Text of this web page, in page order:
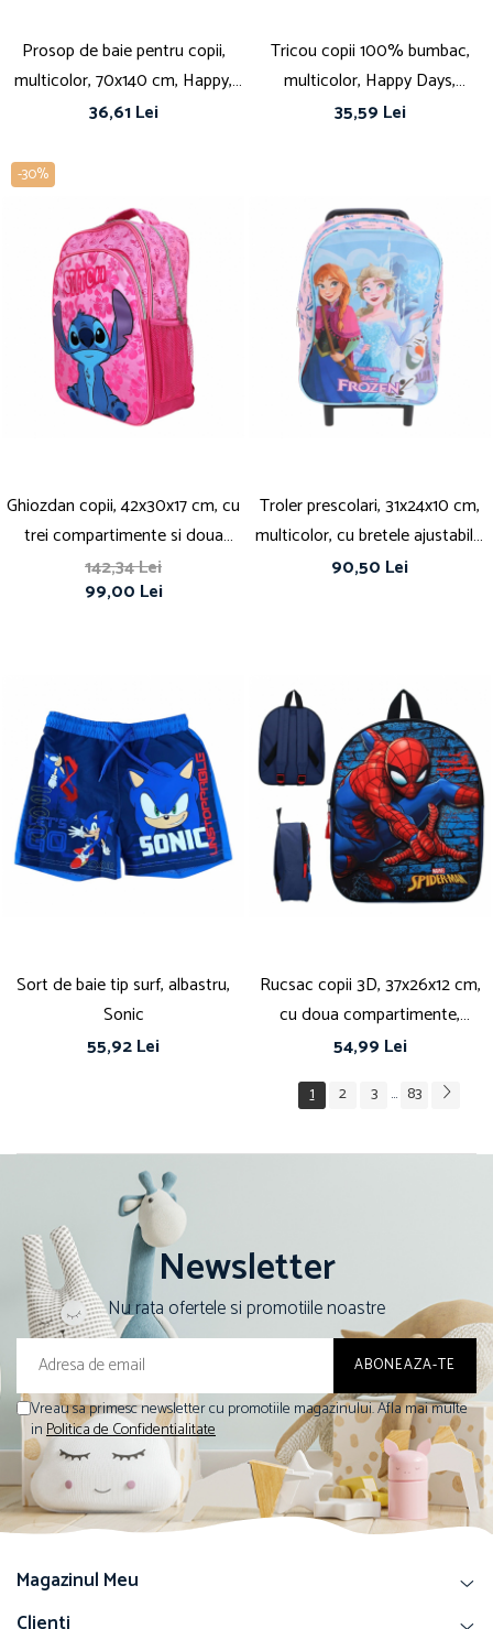
Prosop de baie pentru copii,
multicolor, 70x140 cm, Happy,
Spiderman
36,61 Lei
Tricou copii 100% bumbac,
multicolor, Happy Days,
Spiderman
35,59 Lei
-30%
Ghiozdan copii, 42x30x17 cm, cu
trei compartimente si doua
buzunare laterale, roz, bretele
ergonomice, intarite si ajustabile,
142,34 Lei
99,00 Lei
Troler prescolari, 31x24x10 cm,
multicolor, cu bretele ajustabile,
Frozen
90,50 Lei
Sort de baie tip surf, albastru,
Sonic
55,92 Lei
Rucsac copii 3D, 37x26x12 cm,
cu doua compartimente,
multicolor, bretele ergonomice,
intarite si ajustabile, Spiderman
Adventure Awaits
54,99 Lei
1 2 3 ... 83
Newsletter
Nu rata ofertele si promotiile noastre
Vreau sa primesc newsletter cu promotiile magazinului. Afla mai multe
inPolitica de Confidentialitate
Magazinul Meu